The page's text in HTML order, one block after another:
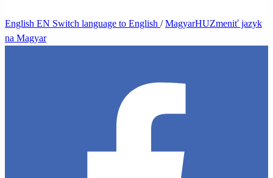
English EN Switch language to English /MagyarHUZmeniť jazyk
na Magyar